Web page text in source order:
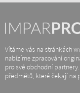
Vítáme vás na stránkách
nabízíme zpracování
pro své obchodní
předmětů, které čekají na